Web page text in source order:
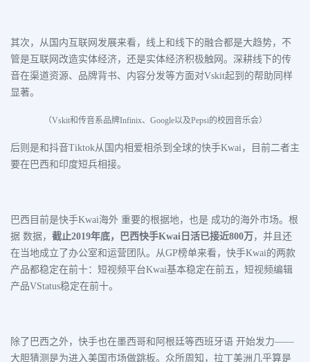
其次，从国内互联网发展来看，线上和线下的融合都是大趋势，不
管是互联网改造实体经济，还是实体经济积极触网。深耕线下的传
音在渠道资源、品牌背书、内容分发等方面对Vskit起到的帮助同样
显著。
（Vskit和传音系品牌Infinix、Google以及Pepsi的校园音乐会）
后则是和抖音Tiktok从国内相爱相杀到全球的快手Kwai，目前二者主
要在巴西和印度短兵相接。
巴西目前是快手Kwai海外 重要的根据地，也是 成功的海外市场。根
据 数据， 截止2019年底，巴西快手Kwai日活已接近800万 ，并且还
在当地成立了办公室和运营团队。从GP榜单来看，快手Kwai的两款
产品都稳定在前十：短视频平台Kwai基本稳定在前五，短视频编辑
产品VStatus稳定在前十。
除了巴西之外，快手也在墨西哥和阿根廷等西班牙语 开始发力——
大胆猜测是为进入美国市场做跳板。众所周知，拉丁美洲几乎算是